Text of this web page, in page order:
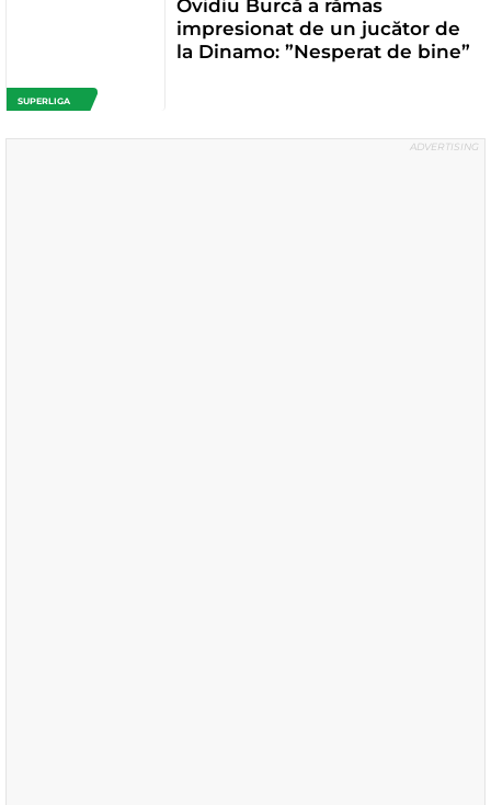
SUPERLIGA
Ovidiu Burcă a rămas
impresionat de un jucător de
la Dinamo: ”Nesperat de bine”